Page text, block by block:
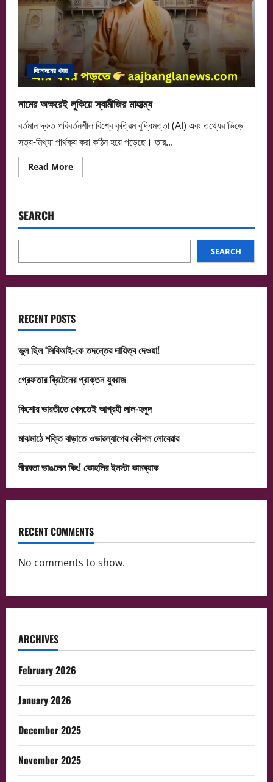
বিনোদনের খবর
নামের অক্ষরেই লুকিয়ে স্বামীজির মাহাত্ম্য
বর্তমান দ্রুত পরিবর্তনশীল বিশ্বে কৃত্রিম বুদ্ধিমত্তা (AI) এবং তথ্যের ভিড়ে
সত্য-মিথ্যা পার্থক্য করা কঠিন হয়ে পড়েছে। তার...
Read MoreRead
more
মাহাত্ম্য
SEARCH
SEARCH
RECENT POSTS
ভুল ছিল ‘সিবিআই-কে তদন্তের দায়িত্ব দেওয়া!
গ্রেফতার ব্রিটেনের প্রাক্তন যুবরাজ
কিশোর ভারতীতে খেলতেই আগ্রহী লাল-হলুদ
মাঝমাঠে শক্তি বাড়াতে ওভারল্যাপের কৌশল লোবেরার
নীরবতা ভাঙলেন কিং! কোহলির ইনস্টা কামব্যাক
RECENT COMMENTS
No comments to show.
ARCHIVES
February 2026
January 2026
December 2025
November 2025